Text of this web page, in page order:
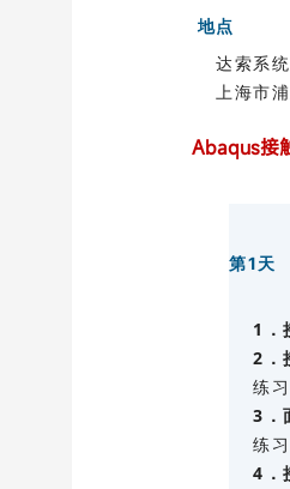
地点
达索系
上海市
Abaqus接
第1天
1．
2．
练
3．
练
4．